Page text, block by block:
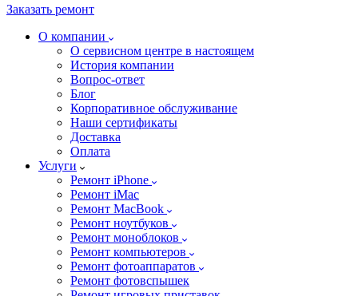
Заказать ремонт
О компании
О сервисном центре в настоящем
История компании
Вопрос-ответ
Блог
Корпоративное обслуживание
Наши сертификаты
Доставка
Оплата
Услуги
Ремонт iPhone
Ремонт iMac
Ремонт MacBook
Ремонт ноутбуков
Ремонт моноблоков
Ремонт компьютеров
Ремонт фотоаппаратов
Ремонт фотовспышек